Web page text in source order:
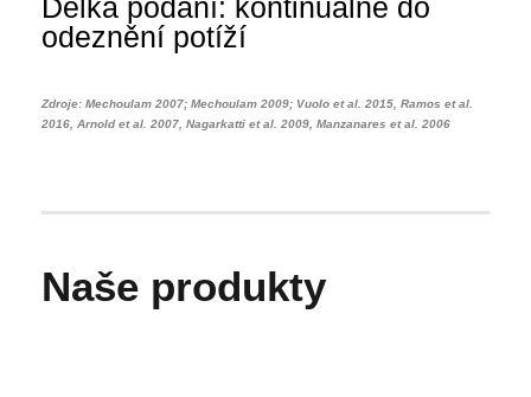
odeznění potíží
Zdroje: Mechoulam 2007; Mechoulam 2009; Vuolo et al. 2015, Ramos et al.
2016, Arnold et al. 2007, Nagarkatti et al. 2009, Manzanares et al. 2006
Naše produkty